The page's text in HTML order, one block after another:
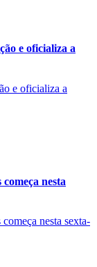
e oficializa a
nesta